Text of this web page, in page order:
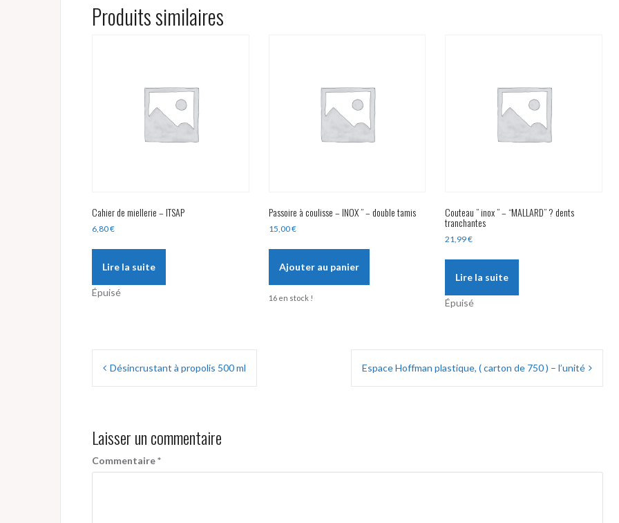
Produits similaires
Cahier de miellerie – ITSAP
6,80€
Lire la suite
Épuisé
Passoire à coulisse – INOX ” – double tamis
15,00€
Ajouter au panier
16 en stock !
Couteau ” inox ” – “MALLARD” ? dents
tranchantes
21,99€
Lire la suite
Épuisé
Navigation
Désincrustant à propolis 500 ml Espace Hoffman plastique, ( carton de 750 ) – l’unité
Laisser un commentaire
Commentaire*